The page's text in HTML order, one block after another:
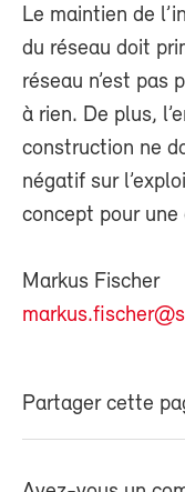
Le maintien de
du réseau doit
réseau n’est pas
à rien. De plus,
construction ne
négatif sur
concept pour
Markus Fischer
Partager cette